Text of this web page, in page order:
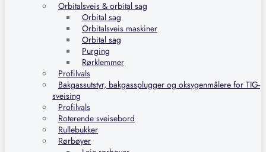
Orbitalsveis & orbital sag
Orbital sag
Orbitalsveis maskiner
Orbital sag
Purging
Rørklemmer
Profilvals
Bakgassutstyr, bakgassplugger og oksygenmålere for TIG-
sveising
Profilvals
Roterende sveisebord
Rullebukker
Rørbøyer